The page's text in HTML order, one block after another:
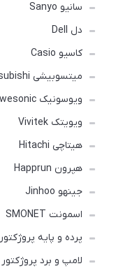
سانیو Sanyo
دل Dell
کاسیو Casio
میتسوبیشی Mitsubishi
ویوسونیک Viwesonic
ویویتک Vivitek
هیتاچی Hitachi
هپرون Happrun
جینهو Jinhoo
اسمونت SMONET
پرده و پایه پروژکتور
لامپ و برد پروژکتور